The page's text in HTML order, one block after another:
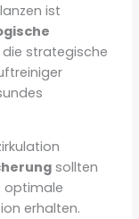
ist
die strategische
sollten
optimale
erhalten.